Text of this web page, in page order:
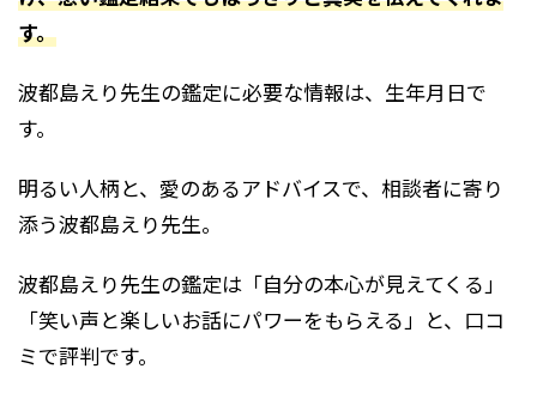
す。
波都島えり先生の鑑定に必要な情報は、生年月日で
す。
明るい人柄と、愛のあるアドバイスで、相談者に寄り
添う波都島えり先生。
波都島えり先生の鑑定は「自分の本心が見えてくる」
「笑い声と楽しいお話にパワーをもらえる」と、口コ
ミで評判です。